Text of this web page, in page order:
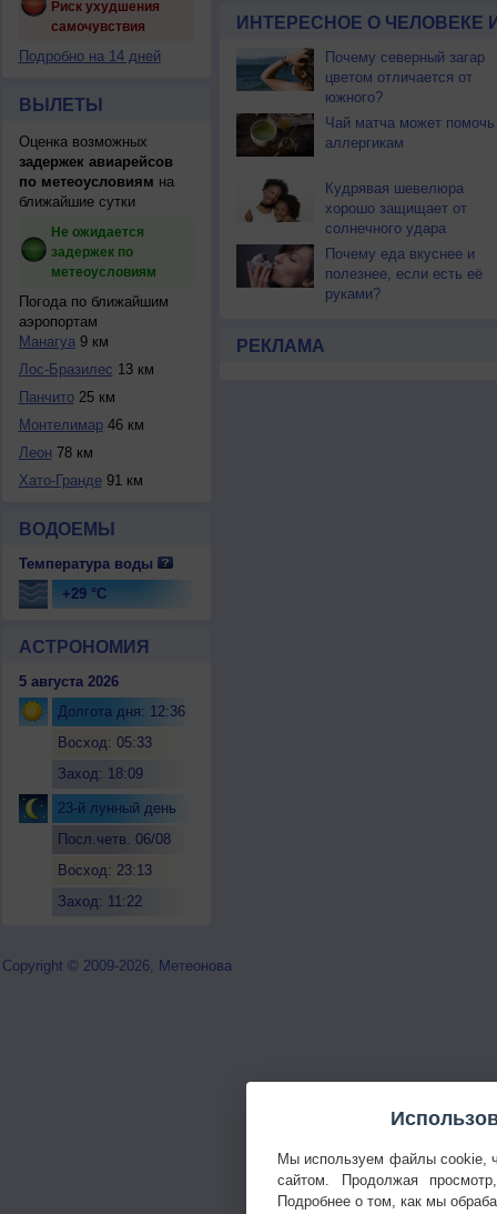
Риск ухудшения
самочувствия
Подробно на 14 дней
ВЫЛЕТЫ
Оценка возможных
задержек авиарейсов
по метеоусловиям на
ближайшие сутки
Не ожидается
задержек по
метеоусловиям
Погода по ближайшим
аэропортам
Манагуа9 км
Лос-Бразилес 13 км
Панчито25 км
Монтелимар46 км
Леон 78 км
Хато-Гранде91 км
ВОДОЕМЫ
Температура воды
+29 °C
АСТРОНОМИЯ
5 августа 2026
Долгота дня: 12:36
Восход: 05:33
Заход: 18:09
23-й лунный день
Посл.четв. 06/08
Восход: 23:13
Заход: 11:22
ИНТЕРЕСНОЕ О ЧЕЛОВЕКЕ
Почему северный загар
цветом отличается от
южного?
Чай матча может помочь
аллергикам
Кудрявая шевелюра
хорошо защищает от
солнечного удара
Почему еда вкуснее и
полезнее, если есть её
руками?
РЕКЛАМА
Copyright © 2009-2026, Метеонова
Мы используем файлы cookie,
сайтом. Продолжая
Подробнее о том, как мы